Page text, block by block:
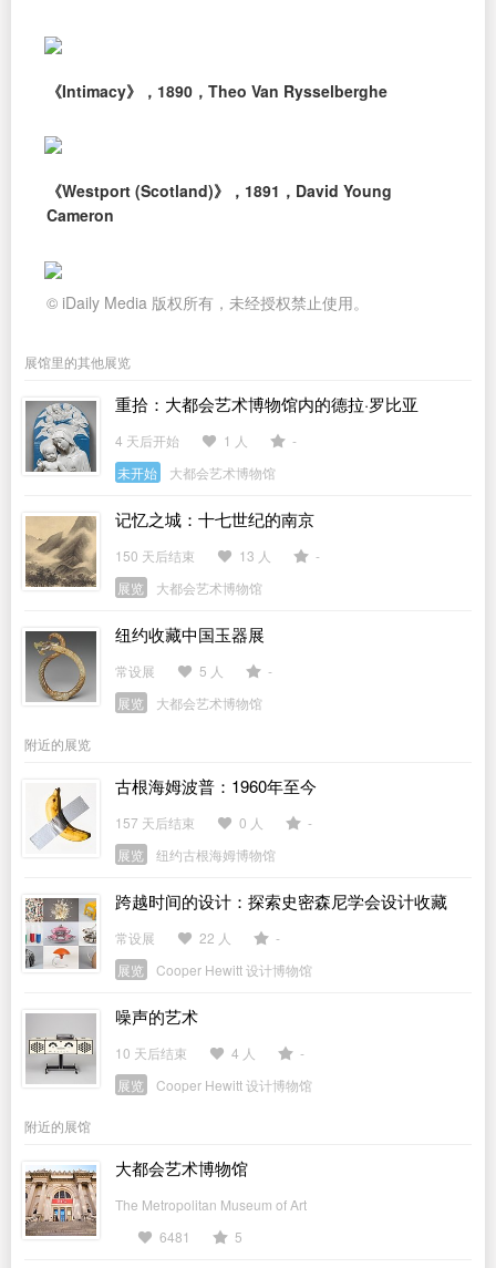
《Intimacy》，1890，Theo Van Rysselberghe
《Westport (Scotland)》，1891，David Young
Cameron
© iDaily Media 版权所有，未经授权禁止使用。
展馆里的其他展览
重拾：大都会艺术博物馆内的德拉·罗比亚
4 天后开始 1 人
-
未开始
大都会艺术博物馆
记忆之城：十七世纪的南京
150 天后结束 13 人
-
展览
大都会艺术博物馆
纽约收藏中国玉器展
常设展 5 人
-
展览
大都会艺术博物馆
附近的展览
古根海姆波普：1960年至今
157 天后结束 0 人
-
展览
纽约古根海姆博物馆
跨越时间的设计：探索史密森尼学会设计收藏
常设展 22 人
-
展览
Cooper Hewitt 设计博物馆
噪声的艺术
10 天后结束 4 人
-
展览
Cooper Hewitt 设计博物馆
附近的展馆
大都会艺术博物馆
The Metropolitan Museum of Art
6481
5